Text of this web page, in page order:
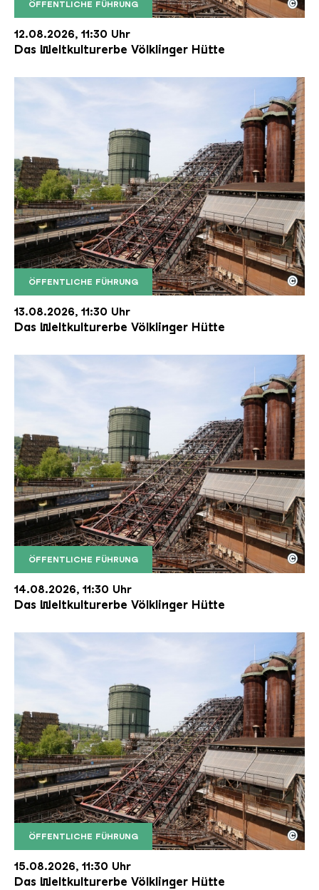
ÖFFENTLICHE FÜHRUNG
Der Erzschrägaufzug der Völklinger Hütte mit
Copyright: Weltkulturerbe Völklinger Hütte | Karl
©
12.08.2026, 11:30 Uhr
Das Weltkulturerbe Völklinger Hütte
ÖFFENTLICHE FÜHRUNG
Der Erzschrägaufzug der Völklinger Hütte mit
Copyright: Weltkulturerbe Völklinger Hütte | Karl
©
13.08.2026, 11:30 Uhr
Das Weltkulturerbe Völklinger Hütte
ÖFFENTLICHE FÜHRUNG
Der Erzschrägaufzug der Völklinger Hütte mit
Copyright: Weltkulturerbe Völklinger Hütte | Karl
©
14.08.2026, 11:30 Uhr
Das Weltkulturerbe Völklinger Hütte
ÖFFENTLICHE FÜHRUNG
Der Erzschrägaufzug der Völklinger Hütte mit
Copyright: Weltkulturerbe Völklinger Hütte | Karl
©
15.08.2026, 11:30 Uhr
Das Weltkulturerbe Völklinger Hütte